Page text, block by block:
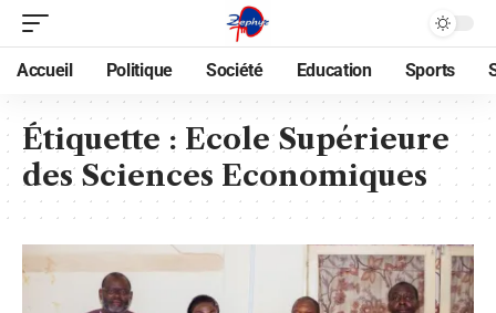
Accueil Politique Société Education Sports
Étiquette : Ecole Supérieure
des Sciences Economiques